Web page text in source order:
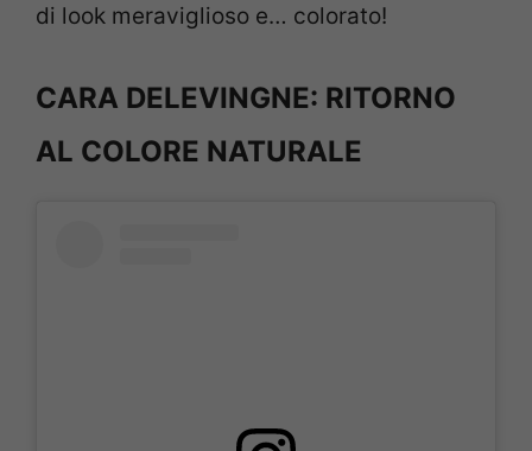
di look meraviglioso e… colorato!
CARA DELEVINGNE: RITORNO
AL COLORE NATURALE